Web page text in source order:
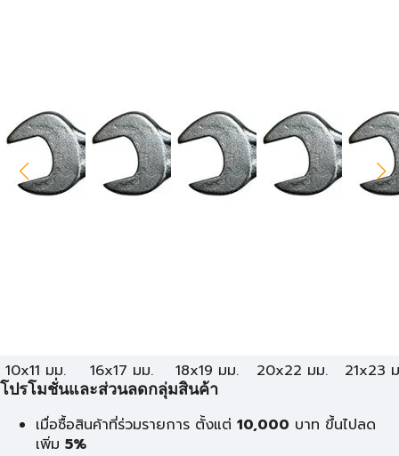
10x11 มม. 16x17 มม. 18x19 มม. 20x22 มม. 21x23
โปรโมชั่นและส่วนลดกลุ่มสินค้า
เมื่อซื้อสินค้าที่ร่วมรายการ ตั้งแต่ 10,000 บาท ขึ้นไปลด
เพิ่ม 5%